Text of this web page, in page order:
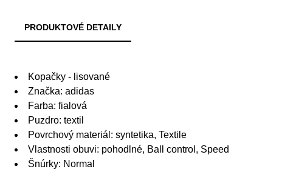
PRODUKTOVÉ DETAILY
Kopačky - lisované
Značka: adidas
Farba: fialová
Puzdro: textil
Povrchový materiál: syntetika, Textile
Vlastnosti obuvi: pohodlné, Ball control, Speed
Šnúrky: Normal